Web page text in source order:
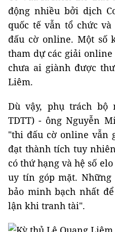
động nhiều bởi dịch
quốc tế vẫn tổ chức
đấu cờ online. Một số
tham dự các giải
chưa ai giành được
Liêm.
Dù vậy, phụ trách bộ
TDTT) - ông Nguyễn
"thi đấu cờ online vẫn
đạt thành tích tuy
có thứ hạng và hệ số
uy tín góp mặt.
bảo minh bạch nhất
lận khi tranh tài".